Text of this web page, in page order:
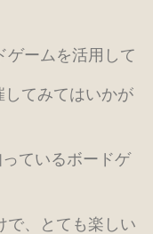
ゲームを活用して
してみてはいかが
ているボードゲ
で、とても楽しい